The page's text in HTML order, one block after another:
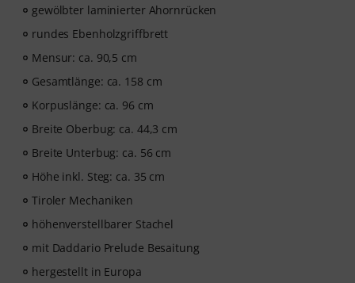
gewölbter laminierter Ahornrücken
rundes Ebenholzgriffbrett
Mensur: ca. 90,5 cm
Gesamtlänge: ca. 158 cm
Korpuslänge: ca. 96 cm
Breite Oberbug: ca. 44,3 cm
Breite Unterbug: ca. 56 cm
Höhe inkl. Steg: ca. 35 cm
Tiroler Mechaniken
höhenverstellbarer Stachel
mit Daddario Prelude Besaitung
hergestellt in Europa